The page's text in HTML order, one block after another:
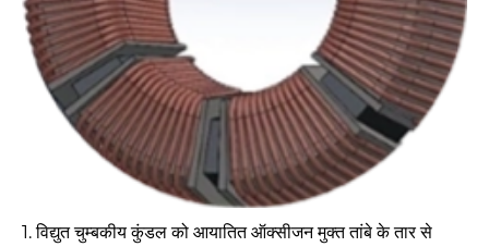
1. विद्युत चुम्बकीय कुंडल को आयातित ऑक्सीजन मुक्त तांबे के तार से